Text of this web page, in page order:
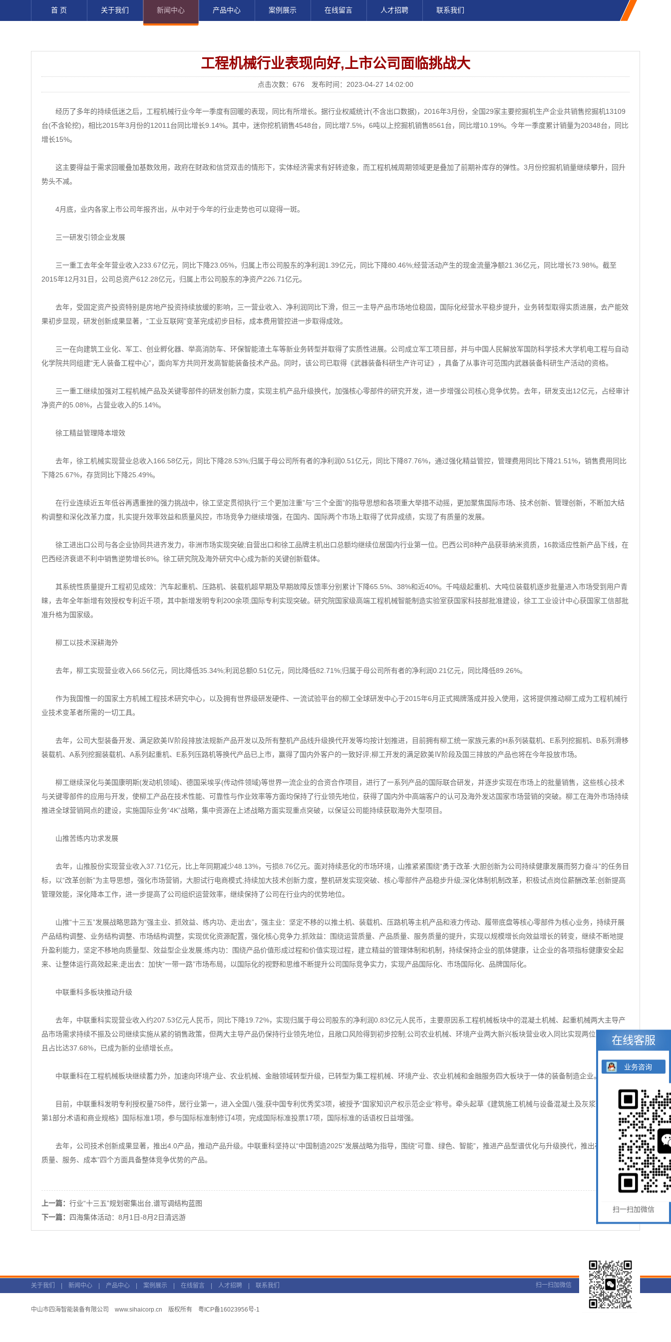
首 页 关于我们 新闻中心 产品中心 案例展示 在线留言 人才招聘 联系我们
工程机械行业表现向好,上市公司面临挑战大
点击次数：676 发布时间：2023-04-27 14:02:00
经历了多年的持续低迷之后，工程机械行业今年一季度有回暖的表现，同比有所增长。据行业权威统计(不含出口数据)，2016年3月份，全国29家主要挖掘机生产企业共销售挖掘机13109
台(不含轮挖)，相比2015年3月份的12011台同比增长9.14%。其中，迷你挖机销售4548台，同比增7.5%，6吨以上挖掘机销售8561台，同比增10.19%。今年一季度累计销量为20348台，同比
增长15%。
这主要得益于需求回暖叠加基数效用，政府在财政和信贷双击的情形下，实体经济需求有好转迹象，而工程机械周期领域更是叠加了前期补库存的弹性。3月份挖掘机销量继续攀升，回升
势头不减。
4月底，业内各家上市公司年报齐出，从中对于今年的行业走势也可以窥得一斑。
三一研发引领企业发展
三一重工去年全年营业收入233.67亿元，同比下降23.05%，归属上市公司股东的净利润1.39亿元，同比下降80.46%;经营活动产生的现金流量净额21.36亿元，同比增长73.98%。截至
2015年12月31日，公司总资产612.28亿元，归属上市公司股东的净资产226.71亿元。
去年，受固定资产投资特别是房地产投资持续放缓的影响，三一营业收入、净利润同比下滑，但三一主导产品市场地位稳固，国际化经营水平稳步提升，业务转型取得实质进展，去产能效
果初步显现，研发创新成果显著，“工业互联网”变革完成初步目标，成本费用管控进一步取得成效。
三一在向建筑工业化、军工、创业孵化器、举高消防车、环保智能渣土车等新业务转型并取得了实质性进展。公司成立军工项目部，并与中国人民解放军国防科学技术大学机电工程与自动
化学院共同组建“无人装备工程中心”，面向军方共同开发高智能装备技术产品。同时，该公司已取得《武器装备科研生产许可证》，具备了从事许可范围内武器装备科研生产活动的资格。
三一重工继续加强对工程机械产品及关键零部件的研发创新力度，实现主机产品升级换代，加强核心零部件的研究开发，进一步增强公司核心竞争优势。去年，研发支出12亿元，占经审计
净资产的5.08%，占营业收入的5.14%。
徐工精益管理降本增效
去年，徐工机械实现营业总收入166.58亿元，同比下降28.53%;归属于母公司所有者的净利润0.51亿元，同比下降87.76%，通过强化精益管控，管理费用同比下降21.51%，销售费用同比
下降25.67%，存货同比下降25.49%。
在行业连续近五年低谷再遇重挫的强力挑战中，徐工坚定贯彻执行“三个更加注重”与“三个全面”的指导思想和各项重大举措不动摇，更加聚焦国际市场、技术创新、管理创新，不断加大结
构调整和深化改革力度，扎实提升效率效益和质量风控，市场竞争力继续增强，在国内、国际两个市场上取得了优异成绩，实现了有质量的发展。
徐工进出口公司与各企业协同共进齐发力，非洲市场实现突破;自营出口和徐工品牌主机出口总额均继续位居国内行业第一位。巴西公司8种产品获菲纳米资质，16款适应性新产品下线，在
巴西经济衰退不利中销售逆势增长8%。徐工研究院及海外研究中心成为新的关键创新载体。
其系统性质量提升工程初见成效：汽车起重机、压路机、装载机超早期及早期故障反馈率分别累计下降65.5%、38%和近40%。千吨级起重机、大吨位装载机逐步批量进入市场受到用户青
睐，去年全年新增有效授权专利近千项，其中新增发明专利200余项;国际专利实现突破。研究院国家级高端工程机械智能制造实验室获国家科技部批准建设，徐工工业设计中心获国家工信部批
准升格为国家级。
柳工以技术深耕海外
去年，柳工实现营业收入66.56亿元，同比降低35.34%;利润总额0.51亿元，同比降低82.71%;归属于母公司所有者的净利润0.21亿元，同比降低89.26%。
作为我国惟一的国家土方机械工程技术研究中心，以及拥有世界级研发硬件、一流试验平台的柳工全球研发中心于2015年6月正式揭牌落成并投入使用，这将提供推动柳工成为工程机械行
业技术变革者所需的一切工具。
去年，公司大型装备开发、满足欧美Ⅳ阶段排放法规新产品开发以及所有整机产品线升级换代开发等均按计划推进，目前拥有柳工统一家族元素的H系列装载机、E系列挖掘机、B系列滑移
装载机、A系列挖掘装载机、A系列起重机、E系列压路机等换代产品已上市，赢得了国内外客户的一致好评;柳工开发的满足欧美Ⅳ阶段及国三排放的产品也将在今年投放市场。
柳工继续深化与美国康明斯(发动机领域)、德国采埃孚(传动件领域)等世界一流企业的合资合作项目，进行了一系列产品的国际联合研发，并逐步实现在市场上的批量销售，这些核心技术
与关键零部件的应用与开发，使柳工产品在技术性能、可靠性与作业效率等方面均保持了行业领先地位，获得了国内外中高端客户的认可及海外发达国家市场营销的突破。柳工在海外市场持续
推进全球营销网点的建设，实施国际业务“4K”战略，集中资源在上述战略方面实现重点突破，以保证公司能持续获取海外大型项目。
山推苦练内功求发展
去年，山推股份实现营业收入37.71亿元，比上年同期减少48.13%，亏损8.76亿元。面对持续恶化的市场环境，山推紧紧围绕“勇于改革·大胆创新为公司持续健康发展而努力奋斗”的任务目
标，以“改革创新”为主导思想，强化市场营销，大胆试行电商模式;持续加大技术创新力度，整机研发实现突破、核心零部件产品稳步升级;深化体制机制改革，积极试点岗位薪酬改革;创新提高
管理效能，深化降本工作，进一步提高了公司组织运营效率，继续保持了公司在行业内的优势地位。
山推“十三五”发展战略思路为“强主业、抓效益、练内功、走出去”，强主业：坚定不移的以推土机、装载机、压路机等主机产品和液力传动、履带底盘等核心零部件为核心业务，持续开展
产品结构调整、业务结构调整、市场结构调整，实现优化资源配置，强化核心竞争力;抓效益：围绕运营质量、产品质量、服务质量的提升，实现以规模增长向效益增长的转变，继续不断地提
升盈利能力，坚定不移地向质量型、效益型企业发展;练内功：围绕产品价值形成过程和价值实现过程，建立精益的管理体制和机制，持续保持企业的肌体健康，让企业的各项指标健康安全起
来、让整体运行高效起来;走出去：加快“一带一路”市场布局，以国际化的视野和思维不断提升公司国际竞争实力，实现产品国际化、市场国际化、品牌国际化。
中联重科多板块推动升级
去年，中联重科实现营业收入约207.53亿元人民币，同比下降19.72%，实现归属于母公司股东的净利润0.83亿元人民币，主要原因系工程机械板块中的混凝土机械、起重机械两大主导产
品市场需求持续不振及公司继续实施从紧的销售政策，但两大主导产品仍保持行业领先地位，且敞口风险得到初步控制;公司农业机械、环境产业两大新兴板块营业收入同比实现两位数增长，
且占比达37.68%，已成为新的业绩增长点。
中联重科在工程机械板块继续蓄力外，加速向环境产业、农业机械、金融领域转型升级，已转型为集工程机械、环境产业、农业机械和金融服务四大板块于一体的装备制造企业。
目前，中联重科发明专利授权量758件，居行业第一，进入全国八强;获中国专利优秀奖3项，被授予“国家知识产权示范企业”称号。牵头起草《建筑施工机械与设备混凝土及灰浆预制机械
第1部分术语和商业规格》国际标准1项，参与国际标准制修订4项，完成国际标准投票17项，国际标准的话语权日益增强。
去年，公司技术创新成果显著，推出4.0产品，推动产品升级。中联重科坚持以“中国制造2025”发展战略为指导，围绕“可靠、绿色、智能”，推进产品型谱优化与升级换代，推出在“技术、
质量、服务、成本”四个方面具备整体竞争优势的产品。
上一篇： 行业“十三五”规划密集出台,谱写调结构蓝图
下一篇：
四海集体活动：8月1日-8月2日清远游
关于我们 新闻中心 产品中心 案例展示 在线留言 人才招聘 联系我们
中山市四海智能装备有限公司 www.sihaicorp.cn 版权所有 粤ICP备16023956号-1
扫一扫加微信
在线客服
业务咨询
扫一扫加微信